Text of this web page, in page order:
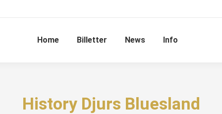
Home Billetter News Info
History Djurs Bluesland